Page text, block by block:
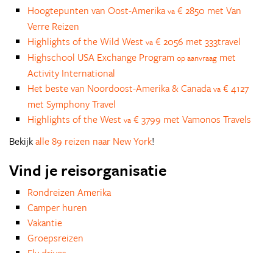
Hoogtepunten van Oost-Amerika va € 2850 met Van
Verre Reizen
Highlights of the Wild West va € 2056 met 333travel
Highschool USA Exchange Program op aanvraag met
Activity International
Het beste van Noordoost-Amerika & Canada va € 4127
met Symphony Travel
Highlights of the West va € 3799 met Vamonos Travels
Bekijkalle 89 reizen naar New York!
Vind je reisorganisatie
Rondreizen Amerika
Camper huren
Vakantie
Groepsreizen